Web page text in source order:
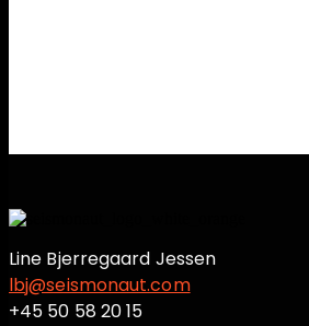
Line Bjerregaard Jessen
lbj@seismonaut.com
+45 50 58 20 15